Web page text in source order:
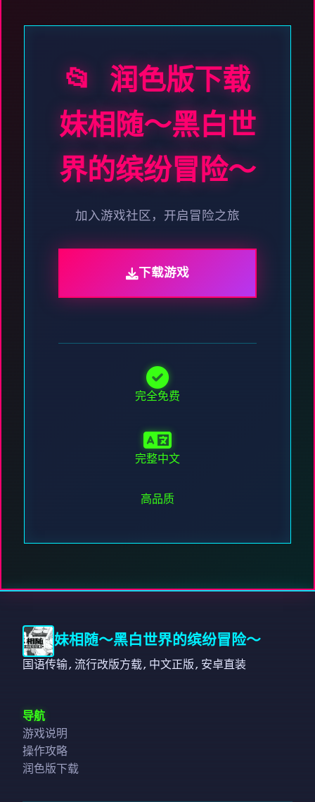
📂 润色版下载
妹相随～黑白世
界的缤纷冒险～
加入游戏社区，开启冒险之旅
下载游戏
完全免费
完整中文
高品质
妹相随～黑白世界的缤纷冒险～
国语传输,流行改版方载,中文正版,安卓直装
导航
游戏说明
操作攻略
润色版下载